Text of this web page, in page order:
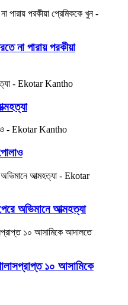
না পারায় পরকীয়া
অভিমানে আত্মহত্যা
১০ আসামিকে